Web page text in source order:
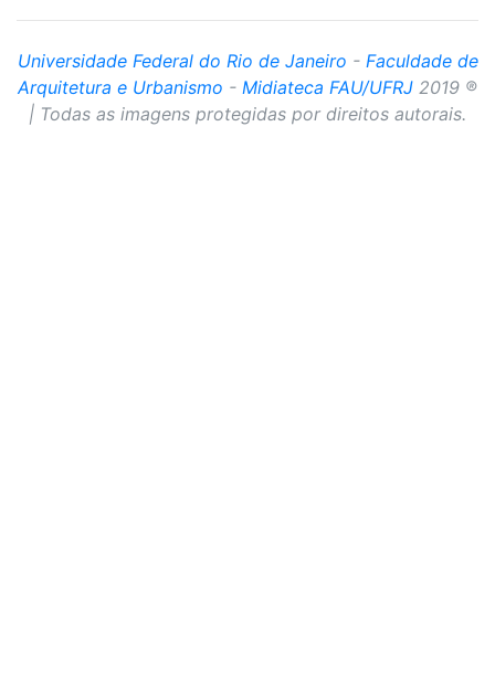
Universidade Federal do Rio de Janeiro - Faculdade de
Arquitetura e Urbanismo - Midiateca FAU/UFRJ 2019 ®
| Todas as imagens protegidas por direitos autorais.